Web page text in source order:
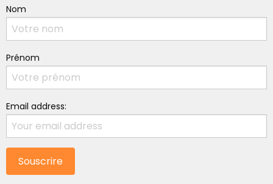
Nom
Prénom
Email address: